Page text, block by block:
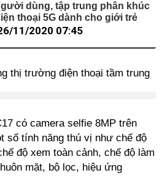
dùng, tập trung phân khúc
thoại 5G dành cho giới trẻ
11/2020 07:45
có camera selfie 8MP trên
số tính năng thú vị như chế độ
độ xem toàn cảnh, chế độ làm
mặt, bộ lọc, hiệu ứng